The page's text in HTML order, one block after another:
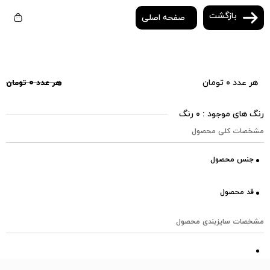
بازگشت صفحه اصلی
هر عدد ۰ تومان هر عدد ۰ تومان
رنگ های موجود : ۰ رنگ
مشخصات کلی محصول
جنس محصول
قد محصول
مشخصات سایزبندی محصول